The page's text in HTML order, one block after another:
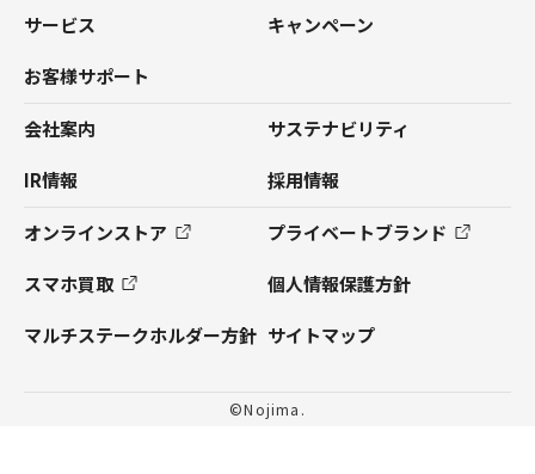
サービス キャンペーン
お客様サポート
会社案内 サステナビリティ
IR情報 採用情報
オンラインストア プライベートブランド
スマホ買取 個人情報保護方針
マルチステークホルダー方針 サイトマップ
©Nojima.